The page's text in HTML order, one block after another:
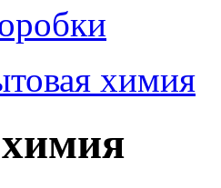
химия